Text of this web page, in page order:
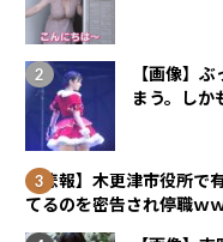
【画像】
まう。しか
【悲報】木更津市役所で
てるのを密告され停職ｗ